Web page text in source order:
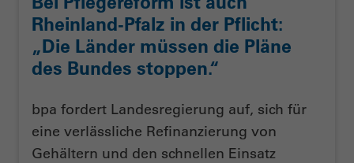
Rheinland-Pfalz in der Pflicht:
„Die Länder müssen die Pläne
des Bundes stoppen.“
bpa fordert Landesregierung auf, sich für
eine verlässliche Refinanzierung von
Gehältern und den schnellen Einsatz